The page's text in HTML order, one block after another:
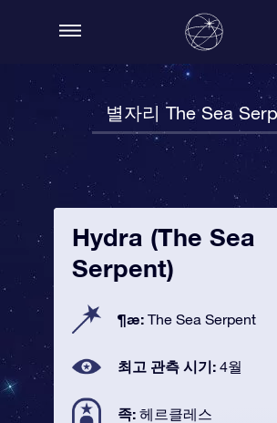
별자리 The Sea
Hydra (The Sea
Serpent)
¶æ: The Sea Serpent
최고 관측 시기: 4월
족: 헤르클레스